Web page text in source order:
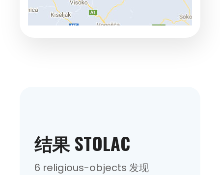
结果 STOLAC
6 religious-objects 发现